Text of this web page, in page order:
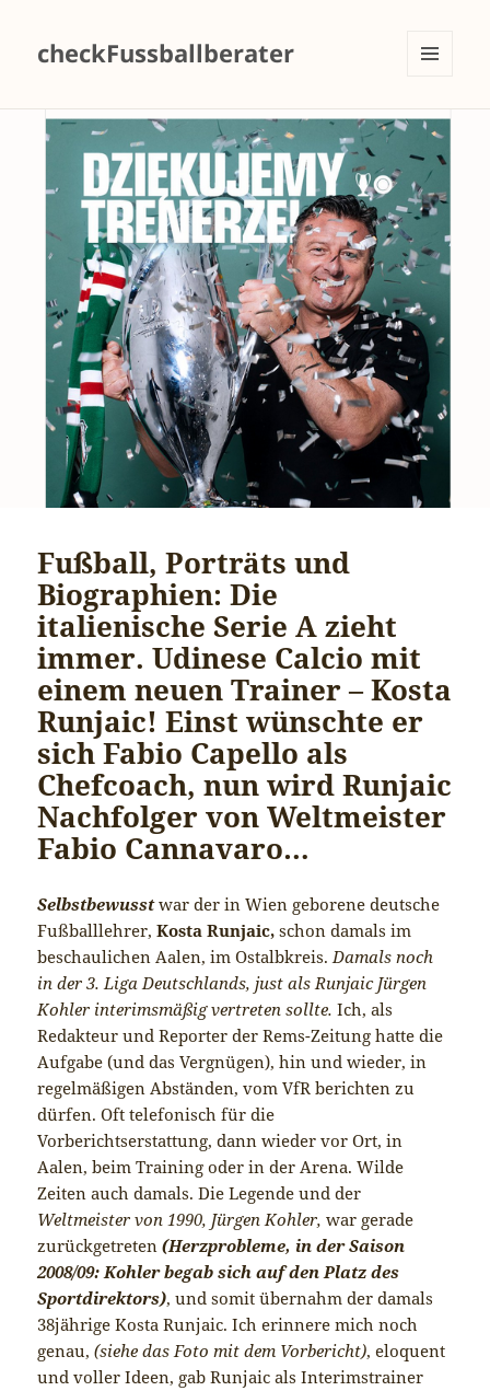
checkFussballberater
UND
WIDGETS
Fußball, Porträts und
Biographien: Die
italienische Serie A zieht
immer. Udinese Calcio mit
einem neuen Trainer – Kosta
Runjaic! Einst wünschte er
sich Fabio Capello als
Chefcoach, nun wird Runjaic
Nachfolger von Weltmeister
Fabio Cannavaro…
Selbstbewusstwar der in Wien geborene deutsche
Fußballlehrer,Kosta Runjaic,schon damals im
beschaulichen Aalen, im Ostalbkreis. Damals noch
in der 3. Liga Deutschlands, just als Runjaic Jürgen
Kohler interimsmäßig vertreten sollte.Ich, als
Redakteur und Reporter der Rems-Zeitung hatte die
Aufgabe (und das Vergnügen), hin und wieder, in
regelmäßigen Abständen, vom VfR berichten zu
dürfen. Oft telefonisch für die
Vorberichtserstattung, dann wieder vor Ort, in
Aalen, beim Training oder in der Arena. Wilde
Zeiten auch damals. Die Legende und der
Weltmeister von 1990, Jürgen Kohler,war gerade
zurückgetreten(Herzprobleme, in der Saison
2008/09: Kohler begab sich auf den Platz des
Sportdirektors), und somit übernahm der damals
38jährige Kosta Runjaic. Ich erinnere mich noch
genau,(siehe das Foto mit dem Vorbericht), eloquent
und voller Ideen, gab Runjaic als Interimstrainer